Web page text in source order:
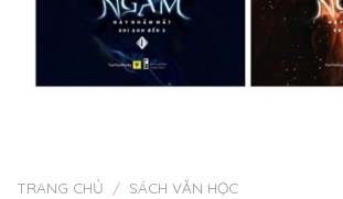
TRANG CHỦ / SÁCH VĂN HỌC